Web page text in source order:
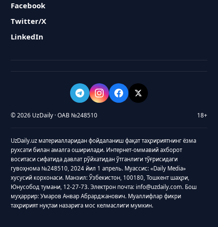
Facebook
Twitter/X
LinkedIn
© 2026 UzDaily · ОАВ №248510 18+
UzDaily.uz материалларидан фойдаланиш фақат таҳририятнинг ёзма
рухсати билан амалга оширилади. Интернет-оммавий ахборот
воситаси сифатида давлат рўйхатидан ўтганлиги тўғрисидаги
гувоҳнома №248510, 2024 йил 1 апрель. Муассис: «Daily Media»
хусусий корхонаси. Манзил: Ўзбекистон, 100180, Тошкент шаҳри,
Юнусобод тумани, 12-27-73. Электрон почта: info@uzdaily.com. Бош
муҳаррир: Умаров Анвар Абрарджанович. Муаллифлар фикри
таҳририят нуқтаи назарига мос келмаслиги мумкин.